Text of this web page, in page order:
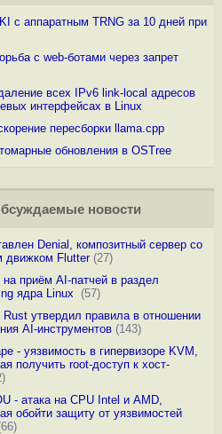
с аппаратным TRNG за 10 дней при
с web-ботами через запрет
всех IPv6 link-local адресов
интерфейсах в Linux
пересборки llama.cpp
обновления в OSTree
новости
Denial, композитный сервер со
движком Flutter(27)
на приём AI-патчей в раздел
ядра Linux
(57)
Rust утвердил правила в отношении
AI-инструментов(143)
- уязвимость в гипервизоре KVM,
получить root-доступ к хост-
- атака на CPU Intel и AMD,
обойти защиту от уязвимостей